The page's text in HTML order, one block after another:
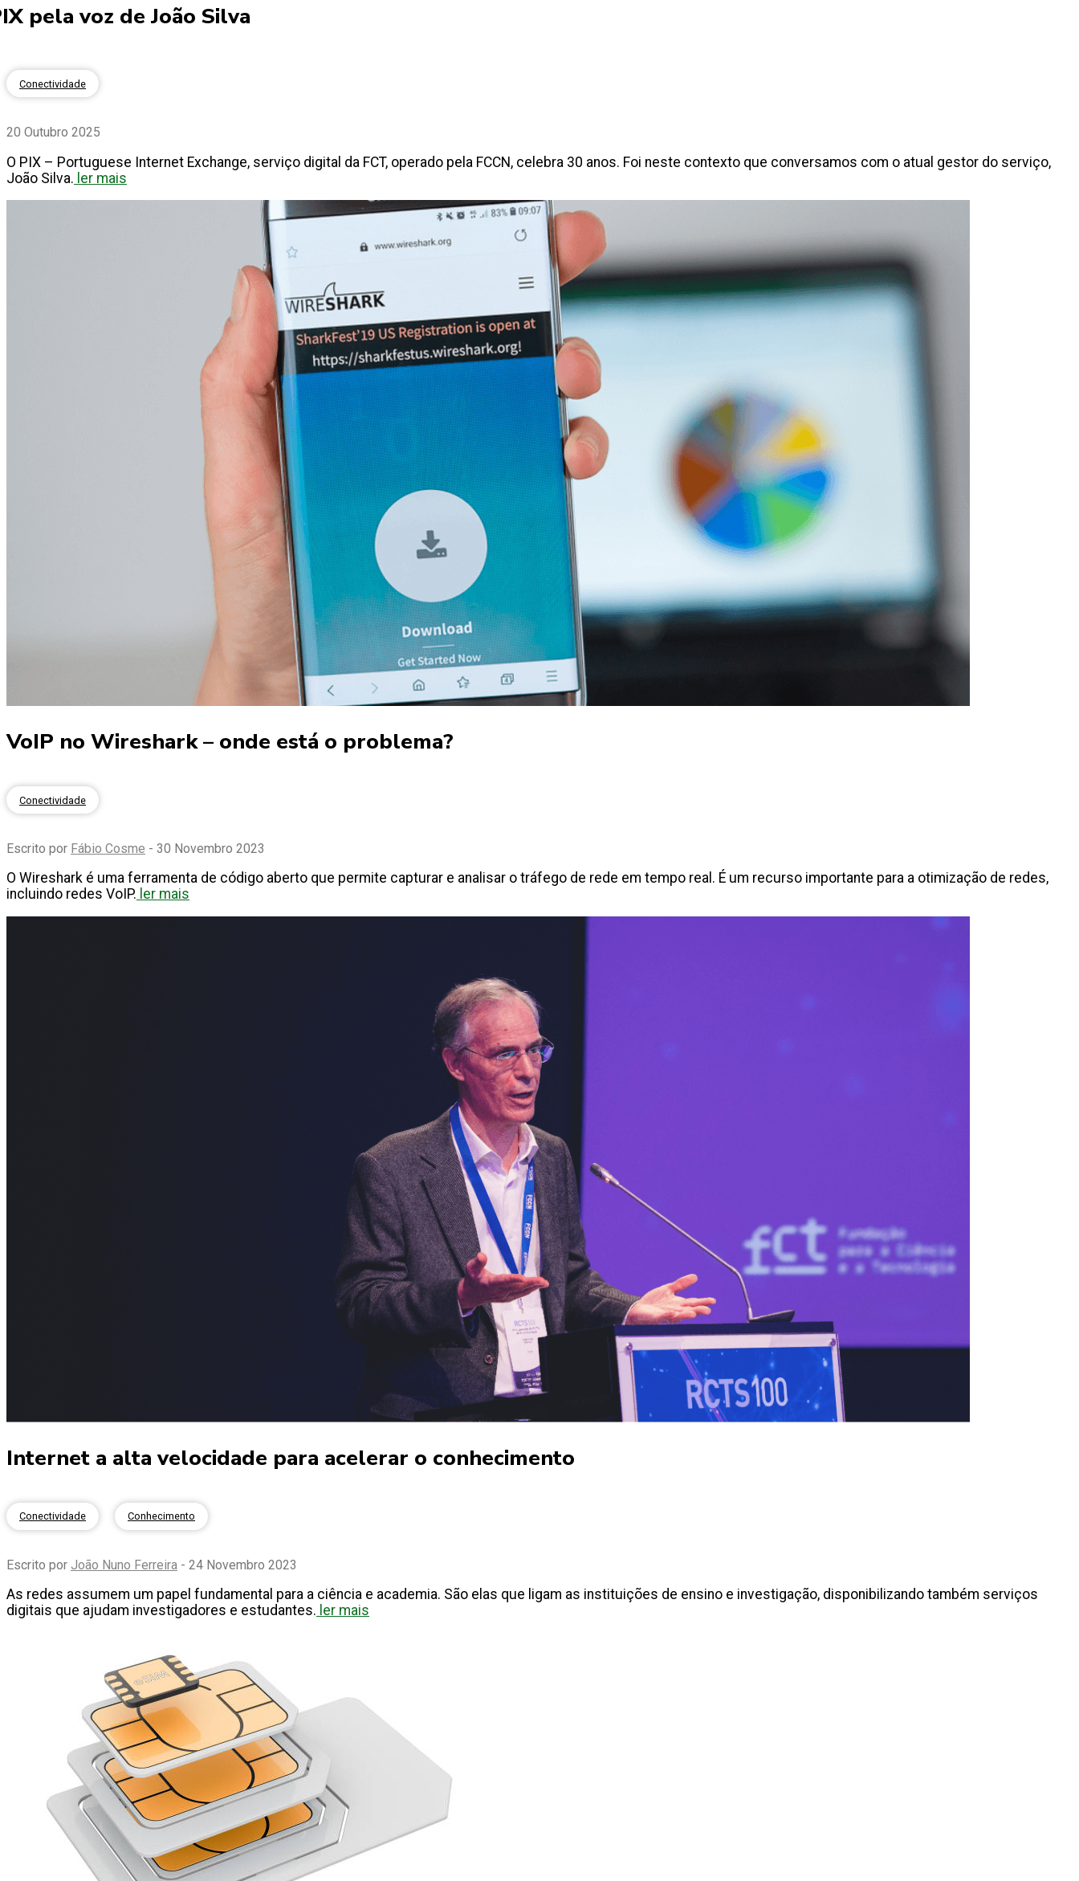
pela voz de João Silva
Conectividade
20 Outubro 2025
O PIX – Portuguese Internet Exchange, serviço digital da FCT, operado pela FCCN, celebra 30 anos. Foi neste contexto que conversamos com o atual gestor do serviço,
João Silva. ler mais
VoIP no Wireshark – onde está o problema?
Conectividade
Escrito por Fábio Cosme - 30 Novembro 2023
O Wireshark é uma ferramenta de código aberto que permite capturar e analisar o tráfego de rede em tempo real. É um recurso importante para a otimização de redes,
incluindo redes VoIP. ler mais
Internet a alta velocidade para acelerar o conhecimento
Conectividade Conhecimento
Escrito por João Nuno Ferreira - 24 Novembro 2023
As redes assumem um papel fundamental para a ciência e academia. São elas que ligam as instituições de ensino e investigação, disponibilizando também serviços
digitais que ajudam investigadores e estudantes. ler mais